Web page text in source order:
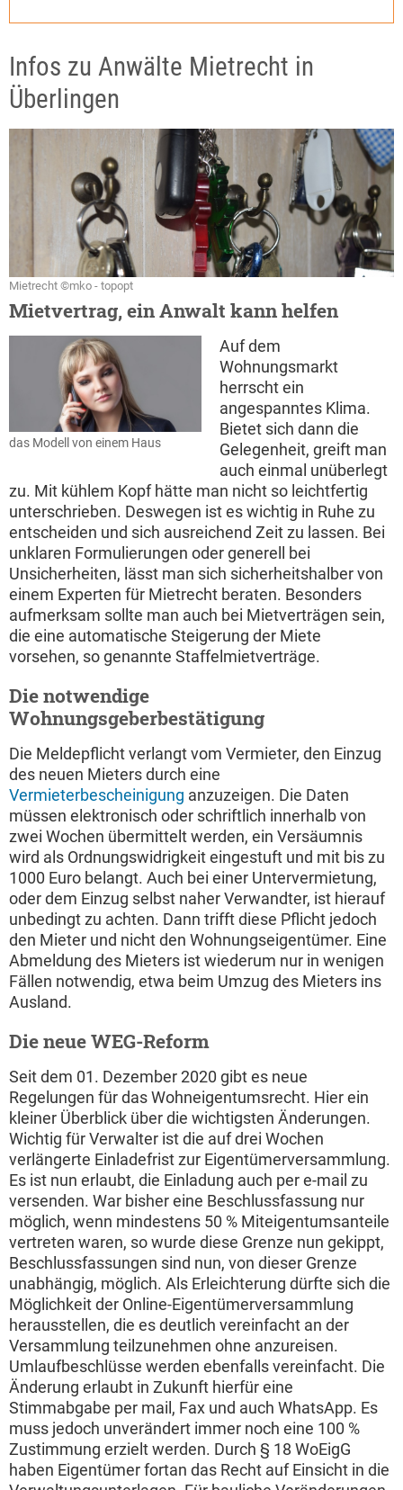
Infos zu Anwälte Mietrecht in
Überlingen
Mietrecht ©mko - topopt
Mietvertrag, ein Anwalt kann helfen
das Modell von einem Haus
Auf dem
Wohnungsmarkt
herrscht ein
angespanntes Klima.
Bietet sich dann die
Gelegenheit, greift man
auch einmal unüberlegt
zu. Mit kühlem Kopf hätte man nicht so leichtfertig
unterschrieben. Deswegen ist es wichtig in Ruhe zu
entscheiden und sich ausreichend Zeit zu lassen. Bei
unklaren Formulierungen oder generell bei
Unsicherheiten, lässt man sich sicherheitshalber von
einem Experten für Mietrecht beraten. Besonders
aufmerksam sollte man auch bei Mietverträgen sein,
die eine automatische Steigerung der Miete
vorsehen, so genannte Staffelmietverträge.
Die notwendige
Wohnungsgeberbestätigung
Die Meldepflicht verlangt vom Vermieter, den Einzug
des neuen Mieters durch eine
Vermieterbescheinigung anzuzeigen. Die Daten
müssen elektronisch oder schriftlich innerhalb von
zwei Wochen übermittelt werden, ein Versäumnis
wird als Ordnungswidrigkeit eingestuft und mit bis zu
1000 Euro belangt. Auch bei einer Untervermietung,
oder dem Einzug selbst naher Verwandter, ist hierauf
unbedingt zu achten. Dann trifft diese Pflicht jedoch
den Mieter und nicht den Wohnungseigentümer. Eine
Abmeldung des Mieters ist wiederum nur in wenigen
Fällen notwendig, etwa beim Umzug des Mieters ins
Ausland.
Die neue WEG-Reform
Seit dem 01. Dezember 2020 gibt es neue
Regelungen für das Wohneigentumsrecht. Hier ein
kleiner Überblick über die wichtigsten Änderungen.
Wichtig für Verwalter ist die auf drei Wochen
verlängerte Einladefrist zur Eigentümerversammlung.
Es ist nun erlaubt, die Einladung auch per e-mail zu
versenden. War bisher eine Beschlussfassung nur
möglich, wenn mindestens 50 % Miteigentumsanteile
vertreten waren, so wurde diese Grenze nun gekippt,
Beschlussfassungen sind nun, von dieser Grenze
unabhängig, möglich. Als Erleichterung dürfte sich die
Möglichkeit der Online-Eigentümerversammlung
herausstellen, die es deutlich vereinfacht an der
Versammlung teilzunehmen ohne anzureisen.
Umlaufbeschlüsse werden ebenfalls vereinfacht. Die
Änderung erlaubt in Zukunft hierfür eine
Stimmabgabe per mail, Fax und auch WhatsApp. Es
muss jedoch unverändert immer noch eine 100 %
Zustimmung erzielt werden. Durch § 18 WoEigG
haben Eigentümer fortan das Recht auf Einsicht in die